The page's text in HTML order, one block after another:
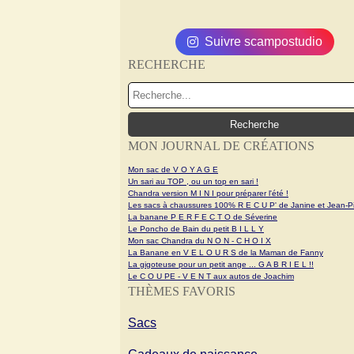
Suivre scampostudio
RECHERCHE
MON JOURNAL DE CRÉATIONS
Mon sac de V O Y A G E
Un sari au TOP , ou un top en sari !
Chandra version M I N I pour préparer l'été !
Les sacs à chaussures 100% R E C U P' de Janine et Jean-
La banane P E R F E C T O de Séverine
Le Poncho de Bain du petit B I L L Y
Mon sac Chandra du N O N - C H O I X
La Banane en V E L O U R S de la Maman de Fanny
La gigoteuse pour un petit ange ... G A B R I E L !!
Le C O U PE - V E N T aux autos de Joachim
THÈMES FAVORIS
Sacs